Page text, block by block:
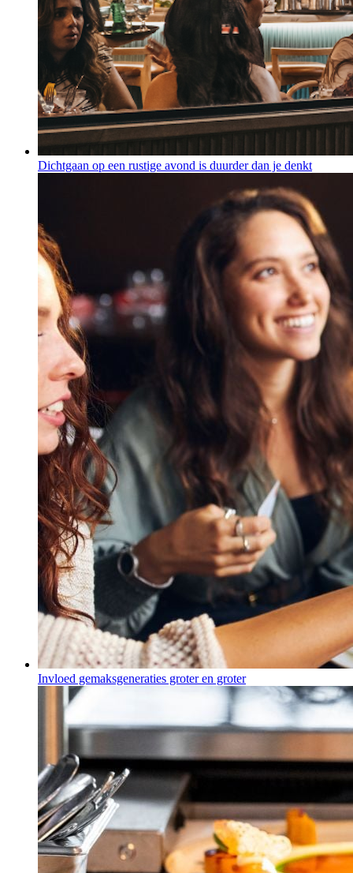
Dichtgaan op een rustige avond is duurder dan je denkt
Invloed gemaksgeneraties groter en groter